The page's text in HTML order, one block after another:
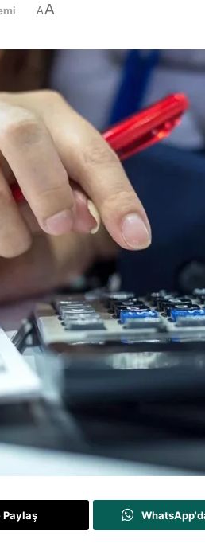
AA
Paylaş